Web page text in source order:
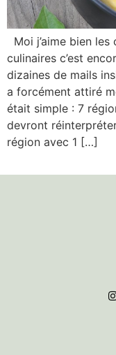
Moi j’aime bien
culinaires c’est
dizaines de mails
a forcément attiré
était simple : 7
devront
région avec 1 […]